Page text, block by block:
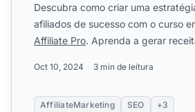
Descubra como criar uma
afiliados de sucesso com o curso
Affiliate Pro. Aprenda a gerar
Oct 10, 2024 3 min de leitura
AffiliateMarketing SEO +3